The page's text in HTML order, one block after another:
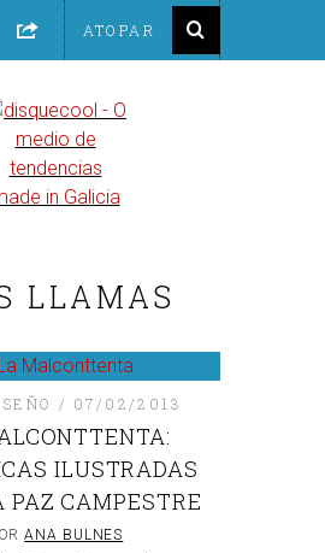
LLAMAS
07/02/2013
ILUSTRADAS
PAZ CAMPESTRE
ANA BULNES